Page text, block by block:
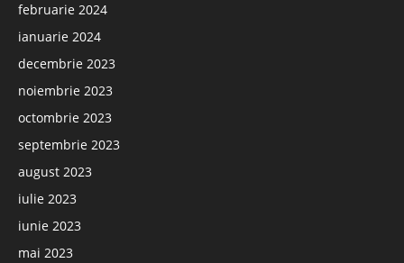
februarie 2024
ianuarie 2024
decembrie 2023
noiembrie 2023
octombrie 2023
septembrie 2023
august 2023
iulie 2023
iunie 2023
mai 2023